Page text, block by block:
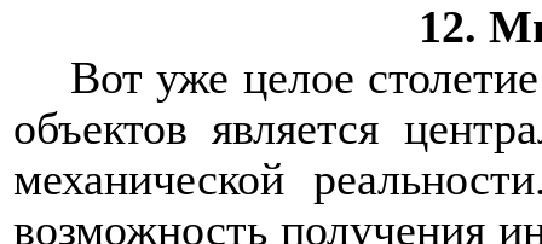
12.
Вот уже целое
объектов является
механической
возможность получения